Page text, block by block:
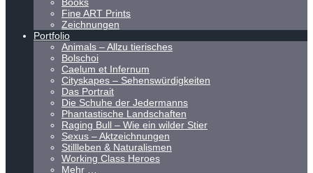
Fine ART Prints
Zeichnungen
Portfolio
Animals – Allzu tierisches
Bolschoi
Caelum et Infernum
Cityskapes – Sehenswürdigkeiten
Das Portrait
Die Schuhe der Jedermanns
Phantastische Landschaften
Raging Bull – Wie ein wilder Stier
Sexus – Aktzeichnungen
Stillleben & Naturalismen
Working Class Heroes
Mehr …